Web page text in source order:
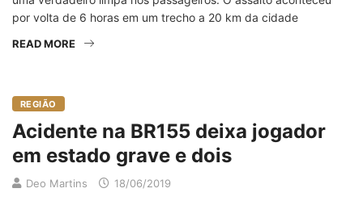
por volta de 6 horas em um trecho a 20 km da cidade
READ MORE
REGIÃO
Acidente na BR155 deixa jogador
em estado grave e dois
Deo Martins 18/06/2019